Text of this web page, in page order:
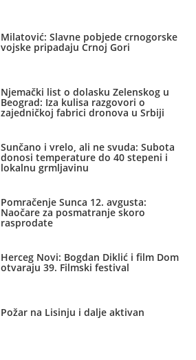
Milatović: Slavne pobjede crnogorske
vojske pripadaju Crnoj Gori
Njemački list o dolasku Zelenskog u
Beograd: Iza kulisa razgovori o
zajedničkoj fabrici dronova u Srbiji
Sunčano i vrelo, ali ne svuda: Subota
donosi temperature do 40 stepeni i
lokalnu grmljavinu
Pomračenje Sunca 12. avgusta:
Naočare za posmatranje skoro
rasprodate
Herceg Novi: Bogdan Diklić i film Dom
otvaraju 39. Filmski festival
Požar na Lisinju i dalje aktivan